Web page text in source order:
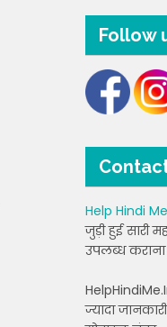
Follow
Help Hindi Me
जुड़ी हुई सारी
उपलब्ध कराना
ज्यादा